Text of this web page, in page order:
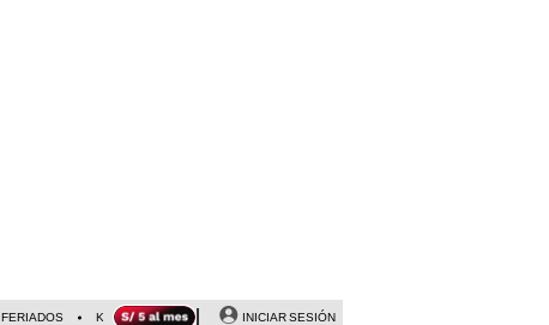
FERIADOS KEIKO FUJIMORI NALDY SALDAÑA
INICIAR SESIÓN